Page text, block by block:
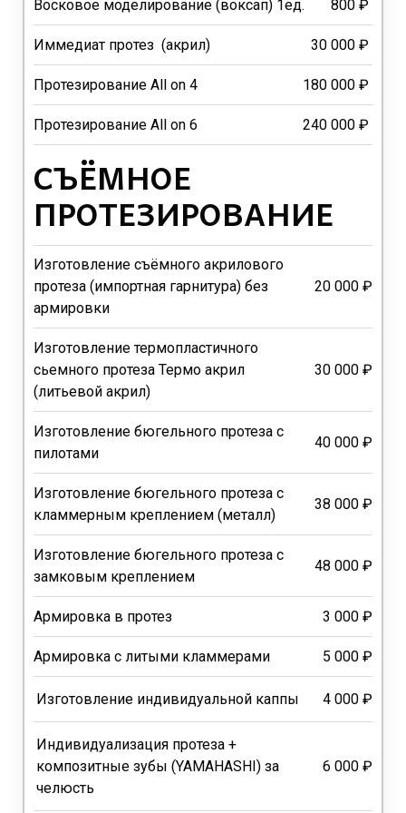
Восковое моделирование (воксап) 1ед. 800 ₽
Иммедиат протез (акрил) 30 000 ₽
Протезирование All on 4 180 000 ₽
Протезирование All on 6 240 000 ₽
СЪЁМНОЕ
ПРОТЕЗИРОВАНИЕ
Изготовление съёмного акрилового
протеза (импортная гарнитура) без
армировки
20 000 ₽
Изготовление термопластичного
сьемного протеза Термо акрил
(литьевой акрил)
30 000 ₽
Изготовление бюгельного протеза с
пилотами
40 000 ₽
Изготовление бюгельного протеза с
кламмерным креплением (металл)
38 000 ₽
Изготовление бюгельного протеза с
замковым креплением
48 000 ₽
Армировка в протез 3 000 ₽
Армировка с литыми кламмерами 5 000 ₽
Изготовление индивидуальной каппы 4 000 ₽
Индивидуализация протеза +
композитные зубы (YAMAHASHI) за
челюсть
6 000 ₽